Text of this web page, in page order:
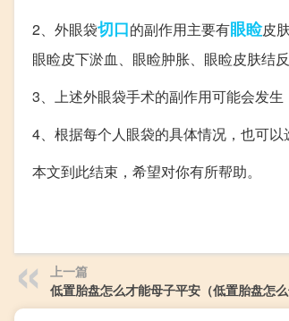
2、外眼袋切口的副作用主要有眼睑皮
眼睑皮下淤血、眼睑肿胀、眼睑皮肤结
3、上述外眼袋手术的副作用可能会发生
4、根据每个人眼袋的具体情况，也可以
本文到此结束，希望对你有所帮助。
上一篇
低置胎盘怎么才能母子平安（低置胎盘怎么